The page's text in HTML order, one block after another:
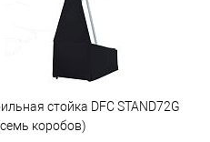
стойка DFC STAND72G
коробов)